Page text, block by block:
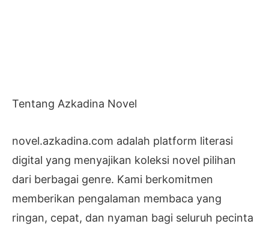
Tentang Azkadina Novel
novel.azkadina.com adalah platform literasi
digital yang menyajikan koleksi novel pilihan
dari berbagai genre. Kami berkomitmen
memberikan pengalaman membaca yang
ringan, cepat, dan nyaman bagi seluruh pecinta